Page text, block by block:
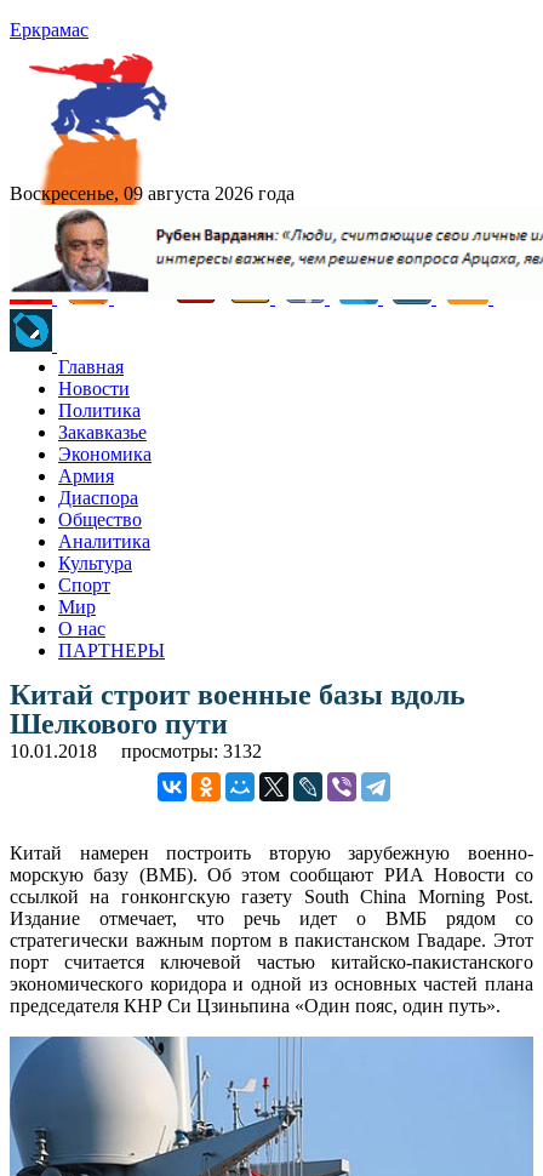
Еркрамас
Воскресенье, 09 августа 2026 года
Главная
Новости
Политика
Закавказье
Экономика
Армия
Диаспора
Общество
Аналитика
Культура
Спорт
Мир
О нас
ПАРТНЕРЫ
Китай строит военные базы вдоль
Шелкового пути
10.01.2018 просмотры: 3132
Китай намерен построить вторую зарубежную военно-
морскую базу (ВМБ). Об этом сообщают РИА Новости со
ссылкой на гонконгскую газету South China Morning Post.
Издание отмечает, что речь идет о ВМБ рядом со
стратегически важным портом в пакистанском Гвадаре. Этот
порт считается ключевой частью китайско-пакистанского
экономического коридора и одной из основных частей плана
председателя КНР Си Цзиньпина «Один пояс, один путь».